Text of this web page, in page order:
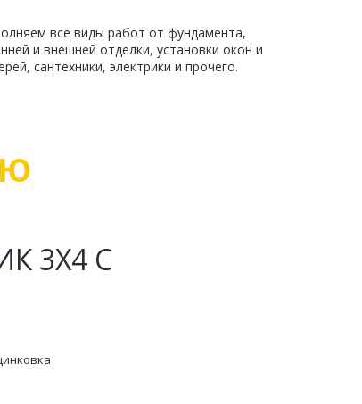
все виды работ от фундамента,
и внешней отделки, установки окон и
сантехники, электрики и прочего.
3Х4 С